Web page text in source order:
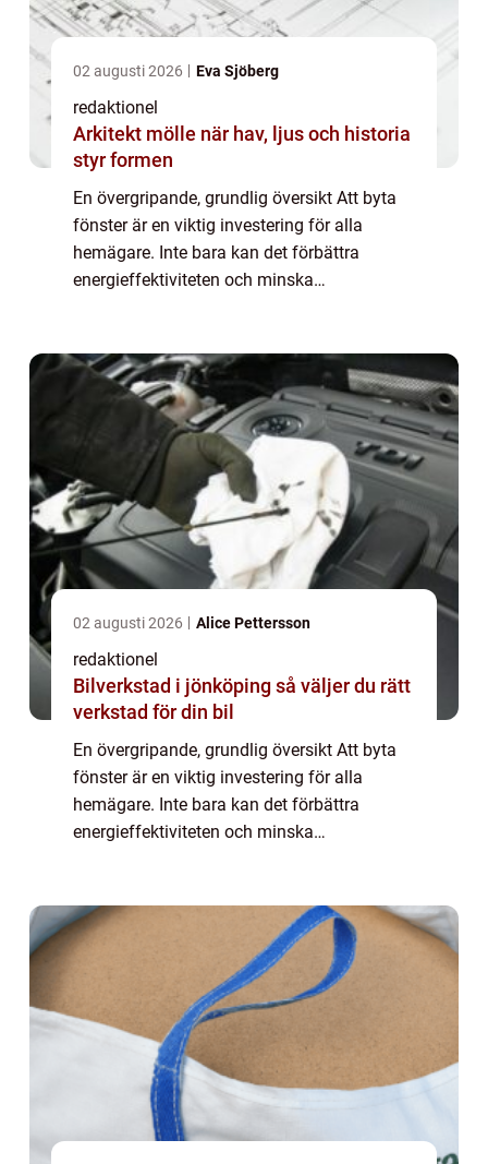
02 augusti 2026 Eva Sjöberg
redaktionel
Arkitekt mölle när hav, ljus och historia
styr formen
En övergripande, grundlig översikt Att byta
fönster är en viktig investering för alla
hemägare. Inte bara kan det förbättra
energieffektiviteten och minska
det eg...
02 augusti 2026 Alice Pettersson
redaktionel
Bilverkstad i jönköping så väljer du rätt
verkstad för din bil
En övergripande, grundlig översikt Att byta
fönster är en viktig investering för alla
hemägare. Inte bara kan det förbättra
energieffektiviteten och minska
det eg...